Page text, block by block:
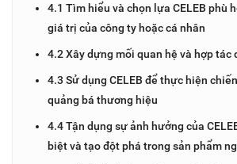
4.1 Tìm hiểu và chọn lựa CELEB phù
giá trị của công ty hoặc cá nhân
4.2 Xây dựng mối quan hệ và hợp tác
4.3 Sử dụng CELEB để thực hiện
quảng bá thương hiệu
4.4 Tận dụng sự ảnh hưởng của
biệt và tạo đột phá trong sản phẩm